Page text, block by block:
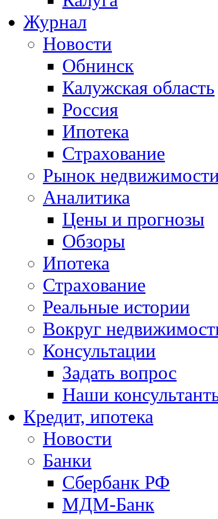
Журнал
Новости
Обнинск
Калужская область
Россия
Ипотека
Страхование
Рынок
Аналитика
Цены и прогнозы
Обзоры
Ипотека
Страхование
Реальные истории
Вокруг
Консультации
Задать вопрос
Наши
Кредит, ипотека
Новости
Банки
Сбербанк РФ
МДМ-Банк